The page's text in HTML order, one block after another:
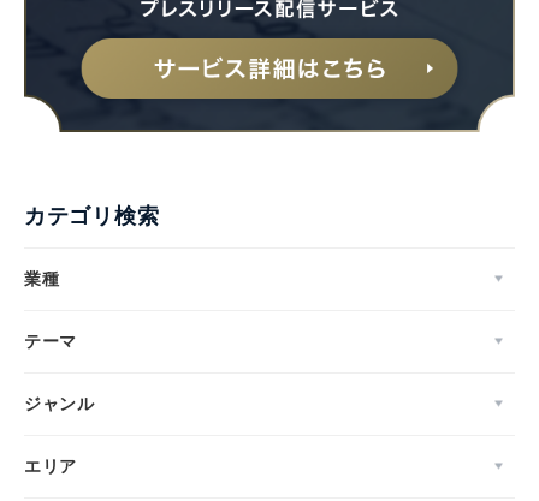
カテゴリ検索
業種
テーマ
ジャンル
エリア